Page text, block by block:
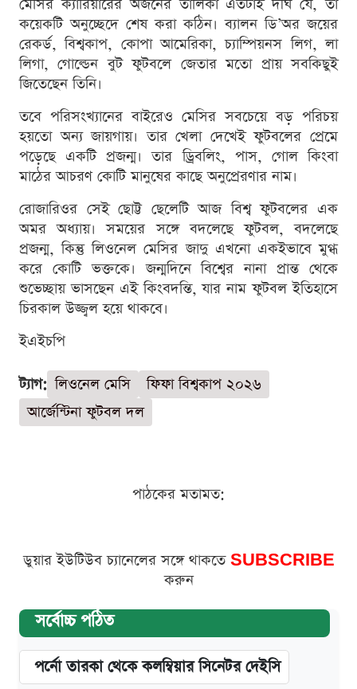
মেসির ক্যারিয়ারের অর্জনের তালিকা এতটাই দীর্ঘ যে, তা
কয়েকটি অনুচ্ছেদে শেষ করা কঠিন। ব্যালন ডি’অর জয়ের
রেকর্ড, বিশ্বকাপ, কোপা আমেরিকা, চ্যাম্পিয়নস লিগ, লা
লিগা, গোল্ডেন বুট ফুটবলে জেতার মতো প্রায় সবকিছুই
জিতেছেন তিনি।
তবে পরিসংখ্যানের বাইরেও মেসির সবচেয়ে বড় পরিচয়
হয়তো অন্য জায়গায়। তার খেলা দেখেই ফুটবলের প্রেমে
পড়েছে একটি প্রজন্ম। তার ড্রিবলিং, পাস, গোল কিংবা
মাঠের আচরণ কোটি মানুষের কাছে অনুপ্রেরণার নাম।
রোজারিওর সেই ছোট্ট ছেলেটি আজ বিশ্ব ফুটবলের এক
অমর অধ্যায়। সময়ের সঙ্গে বদলেছে ফুটবল, বদলেছে
প্রজন্ম, কিন্তু লিওনেল মেসির জাদু এখনো একইভাবে মুগ্ধ
করে কোটি ভক্তকে। জন্মদিনে বিশ্বের নানা প্রান্ত থেকে
শুভেচ্ছায় ভাসছেন এই কিংবদন্তি, যার নাম ফুটবল ইতিহাসে
চিরকাল উজ্জ্বল হয়ে থাকবে।
ইএইচপি
ট্যাগ: লিওনেল মেসি
ফিফা বিশ্বকাপ ২০২৬
আর্জেন্টিনা ফুটবল দল
পাঠকের মতামত:
ডুয়ার ইউটিউব চ্যানেলের সঙ্গে থাকতে SUBSCRIBE
করুন
সর্বোচ্চ পঠিত
পর্নো তারকা থেকে কলম্বিয়ার সিনেটর দেইসি